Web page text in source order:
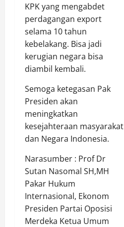
KPK yang mengabdet
perdagangan export
selama 10 tahun
kebelakang. Bisa jadi
kerugian negara bisa
diambil kembali.
Semoga ketegasan Pak
Presiden akan
meningkatkan
kesejahteraan masyarakat
dan Negara Indonesia.
Narasumber : Prof Dr
Sutan Nasomal SH,MH
Pakar Hukum
Internasional, Ekonom
Presiden Partai Oposisi
Merdeka Ketua Umum